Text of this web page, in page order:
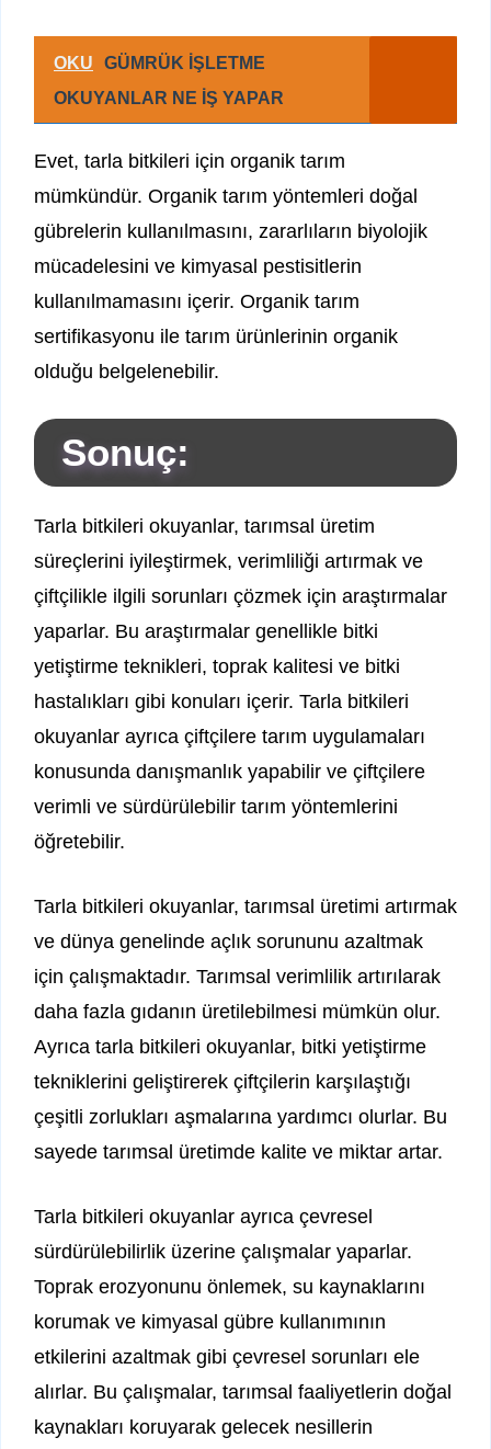
OKU
GÜMRÜK İŞLETME
OKUYANLAR NE İŞ YAPAR
Evet, tarla bitkileri için organik tarım
mümkündür. Organik tarım yöntemleri doğal
gübrelerin kullanılmasını, zararlıların biyolojik
mücadelesini ve kimyasal pestisitlerin
kullanılmamasını içerir. Organik tarım
sertifikasyonu ile tarım ürünlerinin organik
olduğu belgelenebilir.
Sonuç:
Tarla bitkileri okuyanlar, tarımsal üretim
süreçlerini iyileştirmek, verimliliği artırmak ve
çiftçilikle ilgili sorunları çözmek için araştırmalar
yaparlar. Bu araştırmalar genellikle bitki
yetiştirme teknikleri, toprak kalitesi ve bitki
hastalıkları gibi konuları içerir. Tarla bitkileri
okuyanlar ayrıca çiftçilere tarım uygulamaları
konusunda danışmanlık yapabilir ve çiftçilere
verimli ve sürdürülebilir tarım yöntemlerini
öğretebilir.
Tarla bitkileri okuyanlar, tarımsal üretimi artırmak
ve dünya genelinde açlık sorununu azaltmak
için çalışmaktadır. Tarımsal verimlilik artırılarak
daha fazla gıdanın üretilebilmesi mümkün olur.
Ayrıca tarla bitkileri okuyanlar, bitki yetiştirme
tekniklerini geliştirerek çiftçilerin karşılaştığı
çeşitli zorlukları aşmalarına yardımcı olurlar. Bu
sayede tarımsal üretimde kalite ve miktar artar.
Tarla bitkileri okuyanlar ayrıca çevresel
sürdürülebilirlik üzerine çalışmalar yaparlar.
Toprak erozyonunu önlemek, su kaynaklarını
korumak ve kimyasal gübre kullanımının
etkilerini azaltmak gibi çevresel sorunları ele
alırlar. Bu çalışmalar, tarımsal faaliyetlerin doğal
kaynakları koruyarak gelecek nesillerin